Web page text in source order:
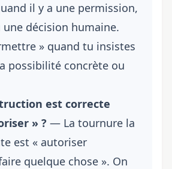
il y a une permission,
une décision humaine.
» quand tu insistes
possibilité concrète ou
est correcte
» ? — La tournure la
est « autoriser
quelque chose ». On